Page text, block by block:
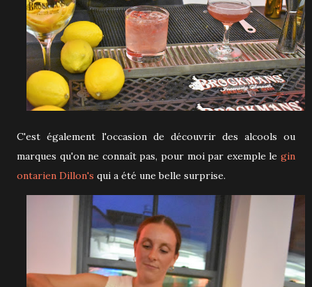
C'est également l'occasion de découvrir des alcools ou
marques qu'on ne connaît pas, pour moi par exemple le gin
ontarien Dillon's qui a été une belle surprise.